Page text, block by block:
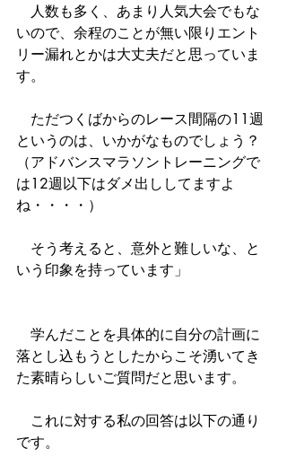
人数も多く、あまり人気大会でもな
いので、余程のことが無い限りエント
リー漏れとかは大丈夫だと思っていま
す。
ただつくばからのレース間隔の11週
というのは、いかがなものでしょう？
（アドバンスマラソントレーニングで
は12週以下はダメ出ししてますよ
ね・・・・）
そう考えると、意外と難しいな、と
いう印象を持っています」
学んだことを具体的に自分の計画に
落とし込もうとしたからこそ湧いてき
た素晴らしいご質問だと思います。
これに対する私の回答は以下の通り
です。